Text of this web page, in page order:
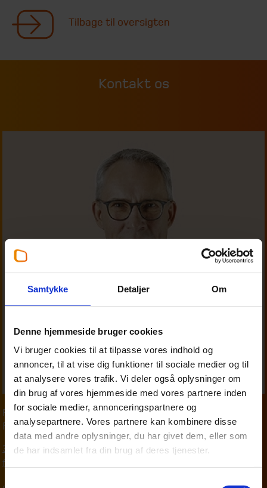
Samtykke Detaljer Om
Denne hjemmeside bruger cookies
Vi bruger cookies til at tilpasse vores indhold og
annoncer, til at vise dig funktioner til sociale medier og til
at analysere vores trafik. Vi deler også oplysninger om
din brug af vores hjemmeside med vores partnere inden
for sociale medier, annonceringspartnere og
analysepartnere. Vores partnere kan kombinere disse
data med andre oplysninger, du har givet dem, eller som
de har indsamlet fra din brug af deres tjenester.
Tilbage til oversigten
Kontakt os
Partner,Personskat
Finn Madsen
33 18 13 29
fim@beierholm.dk